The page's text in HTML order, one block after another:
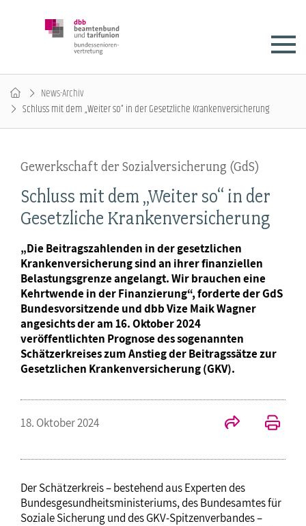
News-Archiv
Schluss mit dem „Weiter so“ in der Gesetzliche Krankenversicherung
Gewerkschaft der Sozialversicherung (GdS)
Schluss mit dem „Weiter so“ in der
Gesetzliche Krankenversicherung
„Die Beitragszahlenden in der gesetzlichen
Krankenversicherung sind an ihrer finanziellen
Belastungsgrenze angelangt. Wir brauchen eine
Kehrtwende in der Finanzierung“, forderte der GdS
Bundesvorsitzende und dbb Vize Maik Wagner
angesichts der am 16. Oktober 2024
veröffentlichten Prognose des sogenannten
Schätzerkreises zum Anstieg der Beitragssätze zur
Gesetzlichen Krankenversicherung (GKV).
18. Oktober 2024
Der Schätzerkreis – bestehend aus Experten des
Bundesgesundheitsministeriums, des Bundesamtes für
Soziale Sicherung und des GKV-Spitzenverbandes –